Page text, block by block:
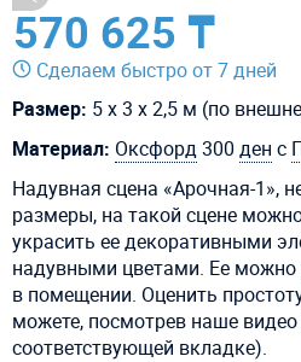
570 625 ₸
Сделаем быстро от 7 дней
Размер: 5 х 3 х 2,5 м (по
Материал: Оксфорд300 ден с
Надувная сцена «Арочная-1»,
размеры, на такой сцене
украсить ее декоративными
надувными цветами. Ее можно
в помещении. Оценить
можете, посмотрев наше видео
соответствующей вкладке).